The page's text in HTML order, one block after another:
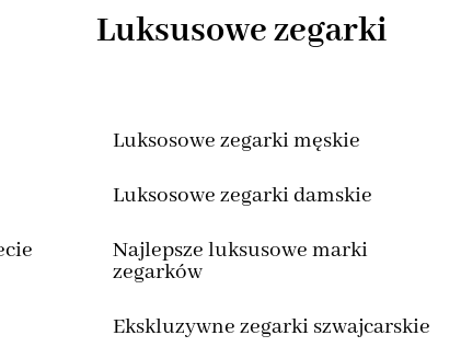
Luksusowe zegarki
Luksosowe zegarki męskie
Luksosowe zegarki damskie
Najlepsze luksusowe marki
zegarków
Ekskluzywne zegarki szwajcarskie